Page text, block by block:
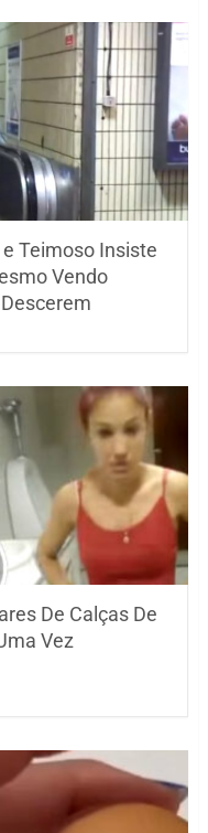
Teimoso Insiste
Vendo
De Calças De
Vez